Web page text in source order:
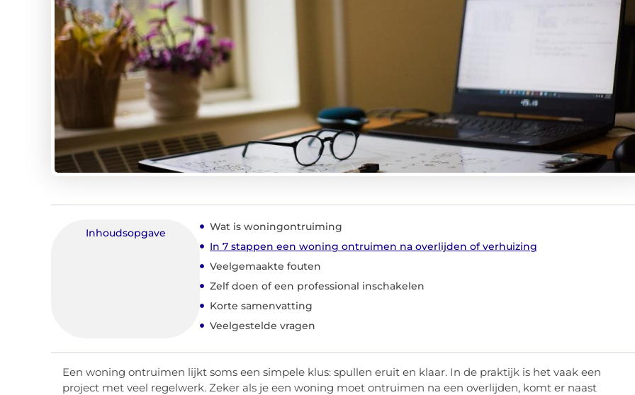
Inhoudsopgave
Wat is woningontruiming
In 7 stappen een woning ontruimen na overlijden of verhuizing
Veelgemaakte fouten
Zelf doen of een professional inschakelen
Korte samenvatting
Veelgestelde vragen
Een woning ontruimen lijkt soms een simpele klus: spullen eruit en klaar. In de praktijk is het vaak een
project met veel regelwerk. Zeker als je een woning moet ontruimen na een overlijden, komt er naast